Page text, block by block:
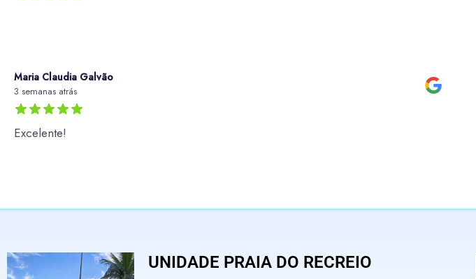
Maria Claudia Galvão
3 semanas atrás
Excelente!
UNIDADE PRAIA DO RECREIO